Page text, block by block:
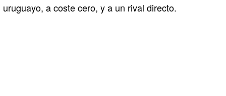
uruguayo, a coste cero, y a un rival directo.